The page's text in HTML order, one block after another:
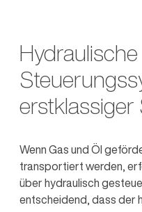
Hydraulische
erstklassiger
Wenn Gas und Öl
transportiert werden,
über hydraulisch
entscheidend, dass der